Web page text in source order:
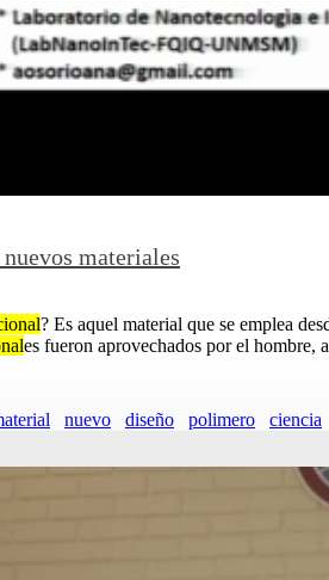
nuevos materiales
? Es aquel material que se emplea
es fueron aprovechados por el hombre,
nuevo diseño polimero ciencia